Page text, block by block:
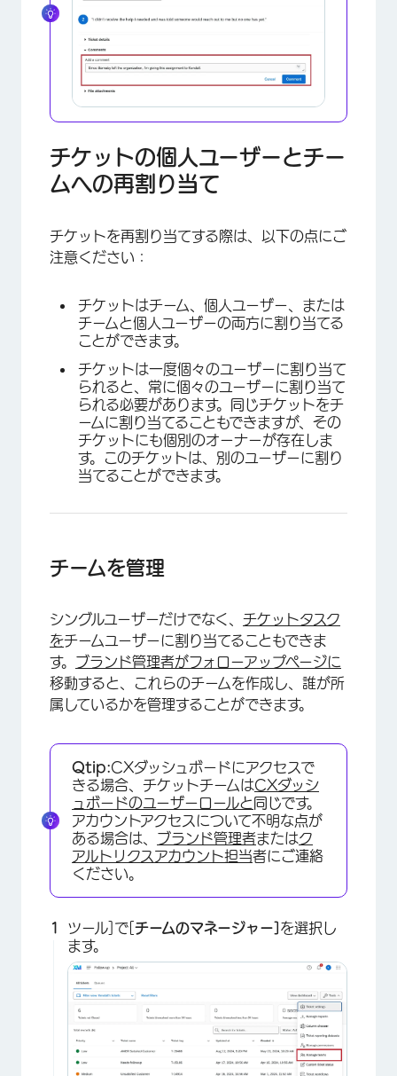
×
チケットの個人ユーザーとチー
ムへの再割り当て
チケットを再割り当てする際は、以下の点にご
注意ください：
チケットはチーム、個人ユーザー、または
チームと個人ユーザーの両方に割り当てる
ことができます。
チケットは一度個々のユーザーに割り当て
られると、常に個々のユーザーに割り当て
られる必要があります。同じチケットをチ
ームに割り当てることもできますが、その
チケットにも個別のオーナーが存在しま
す。このチケットは、別のユーザーに割り
当てることができます。
チームを管理
シングルユーザーだけでなく、 チケットタスク
をチームユーザーに割り当てることもできま
す。 ブランド管理者がフォローアップページに
移動すると、これらのチームを作成し、誰が所
属しているかを管理することができます。
Qtip:CXダッシュボードにアクセスで
きる場合、チケットチームはCXダッシ
ュボードのユーザーロールと同じです。
アカウントアクセスについて不明な点が
ある場合は、 ブランド管理者またはク
アルトリクスアカウント担当者にご連絡
ください。
ツール]で[ チームのマネージャー]を選択し
ます。